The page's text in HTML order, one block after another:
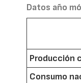
Datos año
Producción
Consumo